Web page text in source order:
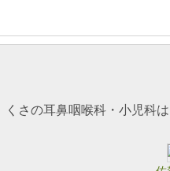
くさの耳鼻咽喉科・小児科